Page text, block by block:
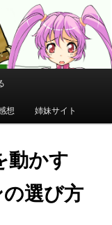
想 姉妹サイト
動かす
選び方